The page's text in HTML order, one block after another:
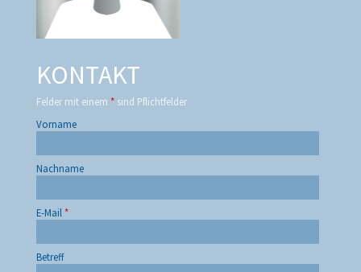
KONTAKT
Felder mit einem *sind Pflichtfelder
Vorname
Nachname
E-Mail *
Betreff